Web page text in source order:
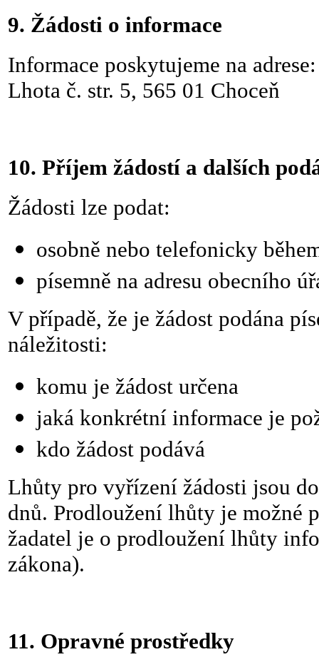
9. Žádosti o informace
Informace poskytujeme na
Lhota č. str. 5, 565 01 Choceň
10. Příjem žádostí a dalších
Žádosti lze podat:
osobně nebo telefonicky
písemně na adresu obecního
V případě, že je žádost podána
náležitosti:
komu je žádost určena
jaká konkrétní informace je
kdo žádost podává
Lhůty pro vyřízení žádosti jsou
dnů. Prodloužení lhůty je možné
žadatel je o prodloužení lhůty
zákona).
11. Opravné prostředky